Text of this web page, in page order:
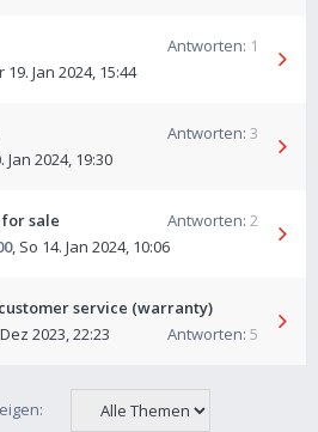
Antworten: 1
19. Jan 2024, 15:44
Antworten: 3
Jan 2024, 19:30
sale Antworten: 2
, So 14. Jan 2024, 10:06
service (warranty)
Antworten: 5
2023, 22:23